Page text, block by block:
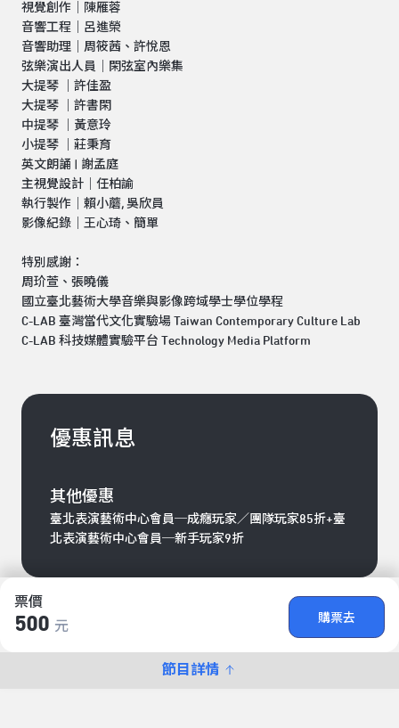
票價
500 元
購票去
節目詳情
視覺創作｜陳雁蓉
音響工程｜呂進榮
音響助理｜周筱茜、許悅恩
弦樂演出人員｜閑弦室內樂集
大提琴 ｜許佳盈
大提琴 ｜許書閑
中提琴 ｜黃意玲
小提琴 ｜莊秉育
英文朗誦 | 謝孟庭
主視覺設計｜任柏諭
執行製作｜賴小蘑, 吳欣員
影像紀錄｜王心琦、簡單
特別感謝：
周玠萱、張曉儀
國立臺北藝術大學音樂與影像跨域學士學位學程
C-LAB 臺灣當代文化實驗場 Taiwan Contemporary Culture Lab
C-LAB 科技媒體實驗平台 Technology Media Platform
優惠訊息
其他優惠
臺北表演藝術中心會員─成癮玩家／團隊玩家85折+臺
北表演藝術中心會員─新手玩家9折